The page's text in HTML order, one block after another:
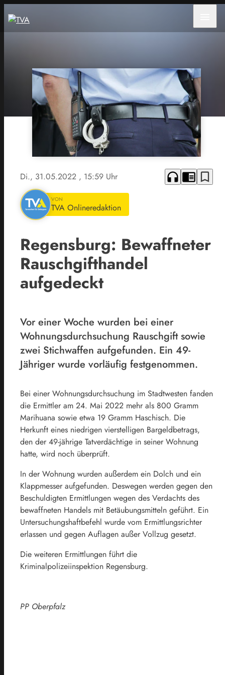
Di., 31.05.2022 , 15:59 Uhr headphones chrome_reader_mode bookmark_border
VON
TVA Onlineredaktion
Regensburg: Bewaffneter
Rauschgifthandel
aufgedeckt
Vor einer Woche wurden bei einer
Wohnungsdurchsuchung Rauschgift sowie
zwei Stichwaffen aufgefunden. Ein 49-
Jähriger wurde vorläufig festgenommen.
Bei einer Wohnungsdurchsuchung im Stadtwesten fanden
die Ermittler am 24. Mai 2022 mehr als 800 Gramm
Marihuana sowie etwa 19 Gramm Haschisch. Die
Herkunft eines niedrigen vierstelligen Bargeldbetrags,
den der 49-jährige Tatverdächtige in seiner Wohnung
hatte, wird noch überprüft.
In der Wohnung wurden außerdem ein Dolch und ein
Klappmesser aufgefunden. Deswegen werden gegen den
Beschuldigten Ermittlungen wegen des Verdachts des
bewaffneten Handels mit Betäubungsmitteln geführt. Ein
Untersuchungshaftbefehl wurde vom Ermittlungsrichter
erlassen und gegen Auflagen außer Vollzug gesetzt.
Die weiteren Ermittlungen führt die
Kriminalpolizeiinspektion Regensburg.
PP Oberpfalz